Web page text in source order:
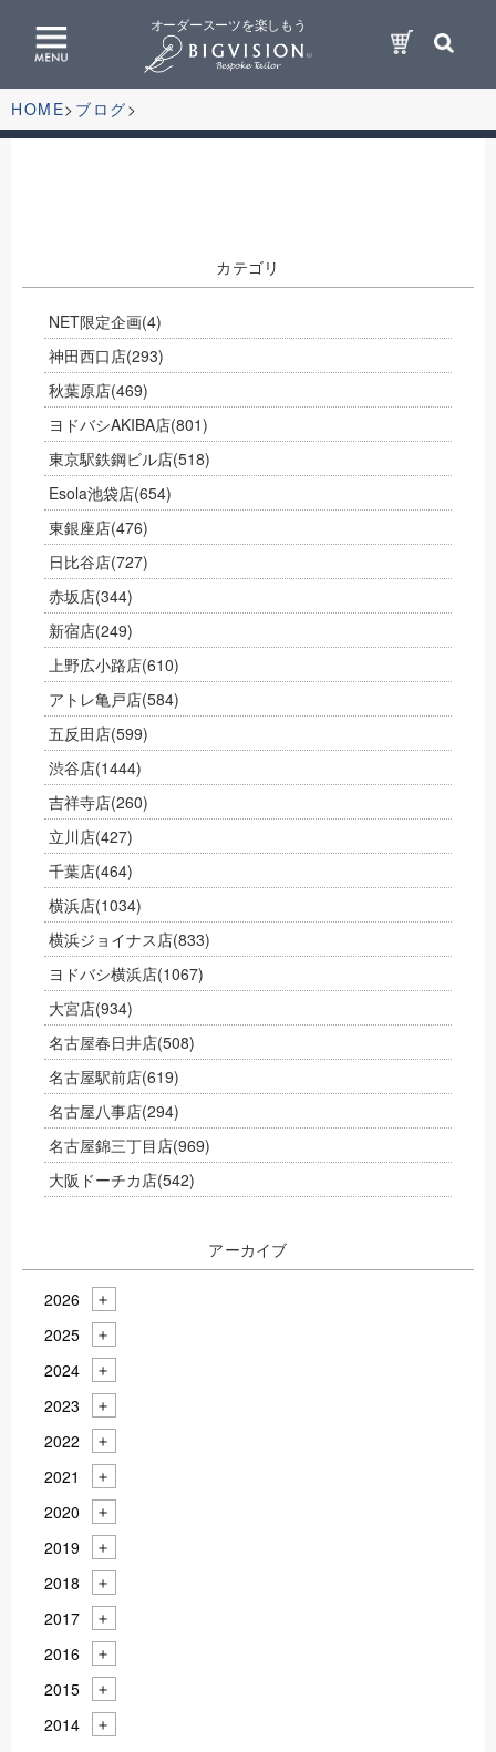
オーダースーツを楽しもう
HOME ブログ
カテゴリ
NET限定企画(4)
神田西口店(293)
秋葉原店(469)
ヨドバシAKIBA店(801)
東京駅鉄鋼ビル店(518)
Esola池袋店(654)
東銀座店(476)
日比谷店(727)
赤坂店(344)
新宿店(249)
上野広小路店(610)
アトレ亀戸店(584)
五反田店(599)
渋谷店(1444)
吉祥寺店(260)
立川店(427)
千葉店(464)
横浜店(1034)
横浜ジョイナス店(833)
ヨドバシ横浜店(1067)
大宮店(934)
名古屋春日井店(508)
名古屋駅前店(619)
名古屋八事店(294)
名古屋錦三丁目店(969)
大阪ドーチカ店(542)
アーカイブ
2026
2025
2024
2023
2022
2021
2020
2019
2018
2017
2016
2015
2014